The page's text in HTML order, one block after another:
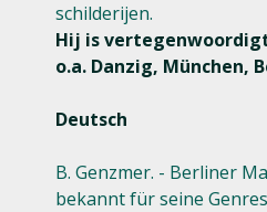
schilderijen.
Hij is
o.a. Danzig, München,
Deutsch
B. Genzmer. - Berliner
bekannt für seine